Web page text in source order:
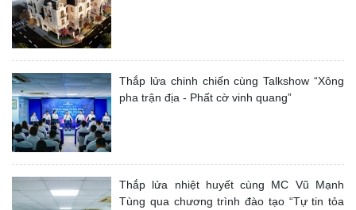
Thắp lửa chinh chiến cùng Talkshow “Xông
pha trận địa - Phất cờ vinh quang”
Thắp lửa nhiệt huyết cùng MC Vũ Mạnh
Tùng qua chương trình đào tạo “Tự tin tỏa